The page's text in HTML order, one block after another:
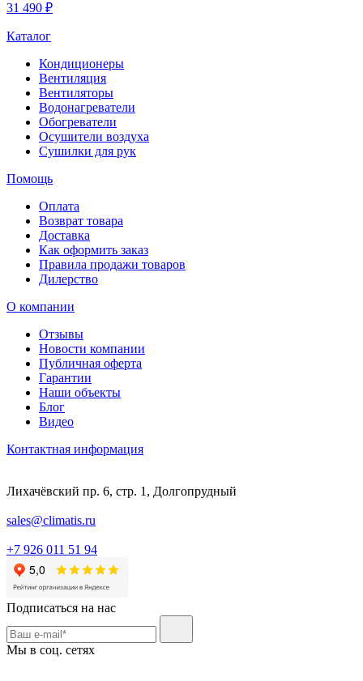
31 490 ₽
Каталог
Кондиционеры
Вентиляция
Вентиляторы
Водонагреватели
Обогреватели
Осушители воздуха
Сушилки для рук
Помощь
Оплата
Возврат товара
Доставка
Как оформить заказ
Правила продажи товаров
Дилерство
О компании
Отзывы
Новости компании
Публичная оферта
Гарантии
Наши объекты
Блог
Видео
Контактная информация
Лихачёвский пр. 6, стр. 1, Долгопрудный
sales@climatis.ru
+7 926 011 51 94
Подписаться на нас
Мы в соц. сетях